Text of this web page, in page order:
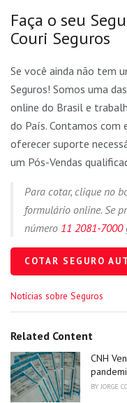
Faça o seu
Couri Seguros
Se você ainda não tem
Seguros! Somos uma
online do Brasil e
do País. Contamos com
oferecer suporte
um Pós-Vendas
Para cotar, clique no
formulário online. Se
número 11 2081-7000
COTAR SEGURO
C
e
o
r
i
e
Notícias sobre Seguros
Related Content
CNH
BY JORGE